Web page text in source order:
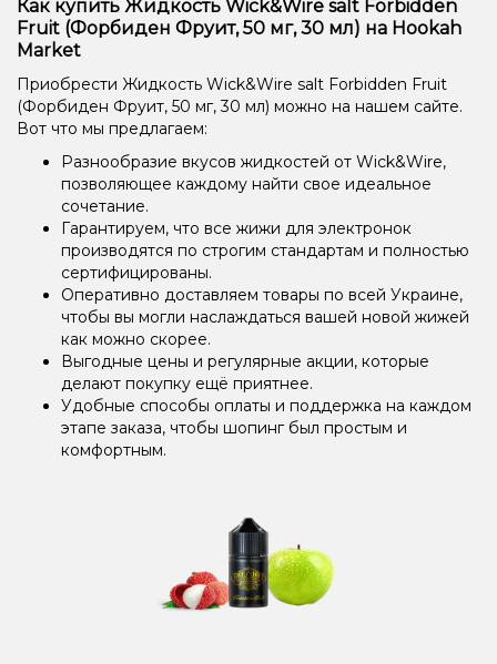
Как купить Жидкость Wick&Wire salt Forbidden
Fruit (Форбиден Фруит, 50 мг, 30 мл) на Hookah
Market
Приобрести Жидкость Wick&Wire salt Forbidden Fruit
(Форбиден Фруит, 50 мг, 30 мл) можно на нашем сайте.
Вот что мы предлагаем:
Разнообразие вкусов жидкостей от Wick&Wire,
позволяющее каждому найти свое идеальное
сочетание.
Гарантируем, что все жижи для электронок
производятся по строгим стандартам и полностью
сертифицированы.
Оперативно доставляем товары по всей Украине,
чтобы вы могли наслаждаться вашей новой жижей
как можно скорее.
Выгодные цены и регулярные акции, которые
делают покупку ещё приятнее.
Удобные способы оплаты и поддержка на каждом
этапе заказа, чтобы шопинг был простым и
комфортным.